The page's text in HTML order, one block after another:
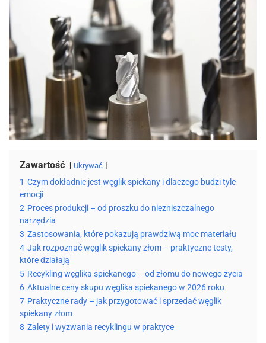
Zawartość Ukrywać
1 Czym dokładnie jest węglik spiekany i dlaczego budzi tyle
emocji
2 Proces produkcji – od proszku do niezniszczalnego
narzędzia
3 Zastosowania, które pokazują prawdziwą moc materiału
4 Jak rozpoznać węglik spiekany złom – praktyczne testy,
które działają
5 Recykling węglika spiekanego – od złomu do nowego życia
6 Aktualne ceny skupu węglika spiekanego w 2026 roku
7 Praktyczne rady – jak przygotować i sprzedać węglik
spiekany złom
8 Zalety i wyzwania recyklingu w praktyce